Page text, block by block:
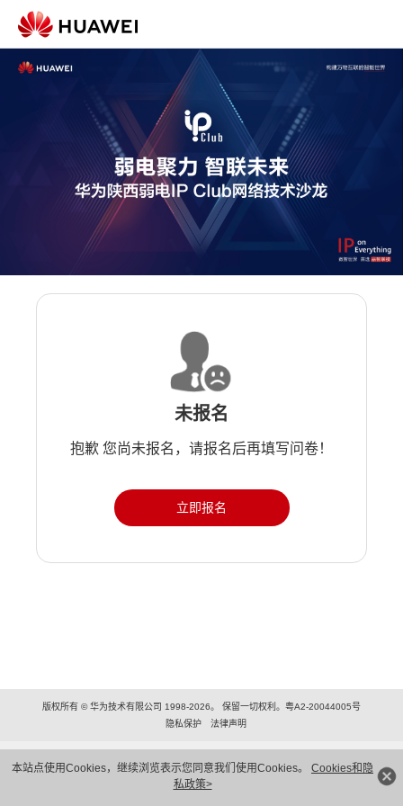
本站点使用Cookies，继续浏览表示您同意我们使用Cookies。 Cookies和隐
私政策>
未报名
抱歉 您尚未报名，请报名后再填写问卷！
立即报名
版权所有 © 华为技术有限公司 1998-2026。 保留一切权利。粤A2-20044005号
隐私保护
法律声明